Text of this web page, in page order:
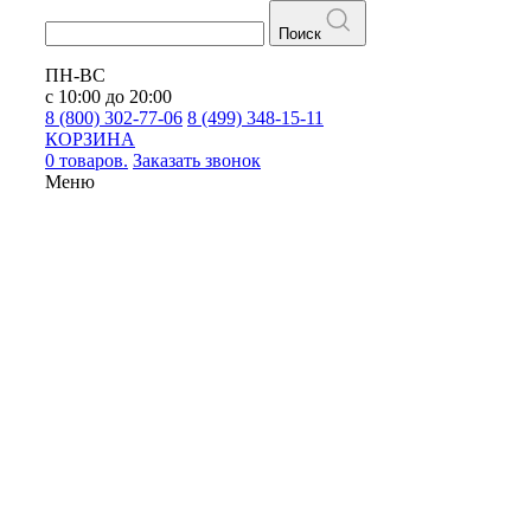
Поиск
ПН-ВС
с 10:00 до 20:00
8 (800) 302-77-06 8 (499) 348-15-11
КОРЗИНА
0 товаров. Заказать звонок
Меню